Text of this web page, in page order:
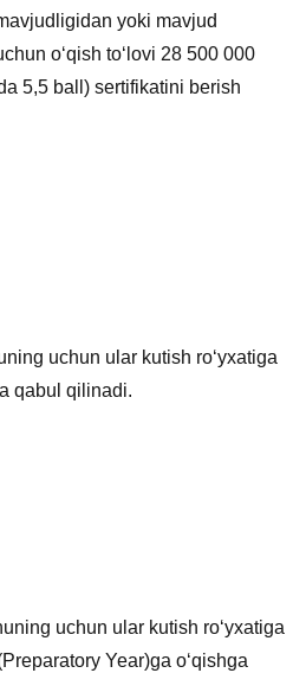
yoki mavjud
oʻqish toʻlovi 28 500 000
5,5 ball) sertifikatini berish
uchun ular kutish roʻyxatiga
qabul qilinadi.
uchun ular kutish roʻyxatiga
Year)ga oʻqishga